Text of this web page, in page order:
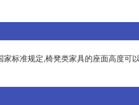
标准规定,椅凳类家具的座面高度可